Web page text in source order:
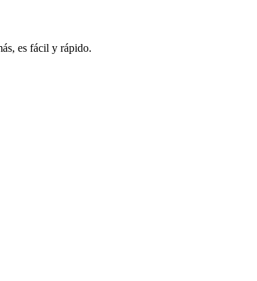
es fácil y rápido.